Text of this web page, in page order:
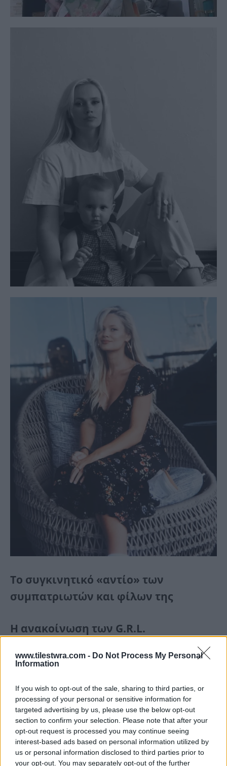
www.tilestwra.com - Do Not Process My Personal
Information
If you wish to opt-out of the sale, sharing to third parties, or
processing of your personal or sensitive information for
targeted advertising by us, please use the below opt-out
section to confirm your selection. Please note that after your
opt-out request is processed you may continue seeing
interest-based ads based on personal information utilized by
us or personal information disclosed to third parties prior to
your opt-out. You may separately opt-out of the further
Το συγκινητικό «αντίο» των
συμπατριωτών και φίλων της
Η ανακοίνωση των G.R.L.
Μέσα από τον επίσημο λογαριασμό τους στο
Instagram, οι κοπέλες του συγκροτήματος
εξέφρασαν τον βαθύ πόνο τους για την
απώλεια της αγαπημένης τους συνεργάτιδας
και φίλης. «Με τεράστια θλίψη μοιραζόμαστε
μαζί σας την απώλεια της λατρεμένης μας
Λόρεν. Οι καρδιές μας έχουν σπάσει σε χίλια
κομμάτια και είναι αδύνατον να περιγράψουμε